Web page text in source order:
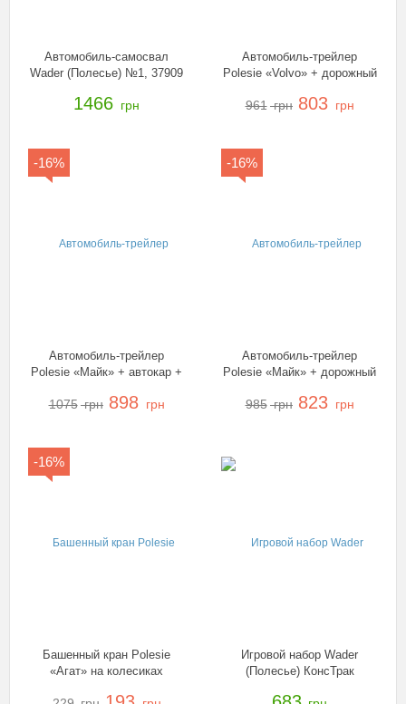
Автомобиль-самосвал
Wader (Полесье) №1, 37909
1466 грн
Автомобиль-трейлер
Polesie «Volvo» + дорожный
961 грн 803 грн
-16%
Автомобиль-трейлер
Polesie «Майк» + автокар +
55699
1075 грн 898 грн
-16%
Автомобиль-трейлер
Polesie «Майк» + дорожный
985 грн 823 грн
-16%
Башенный кран Polesie
«Агат» на колесиках
Игровой набор Wader
(Полесье) КонсТрак